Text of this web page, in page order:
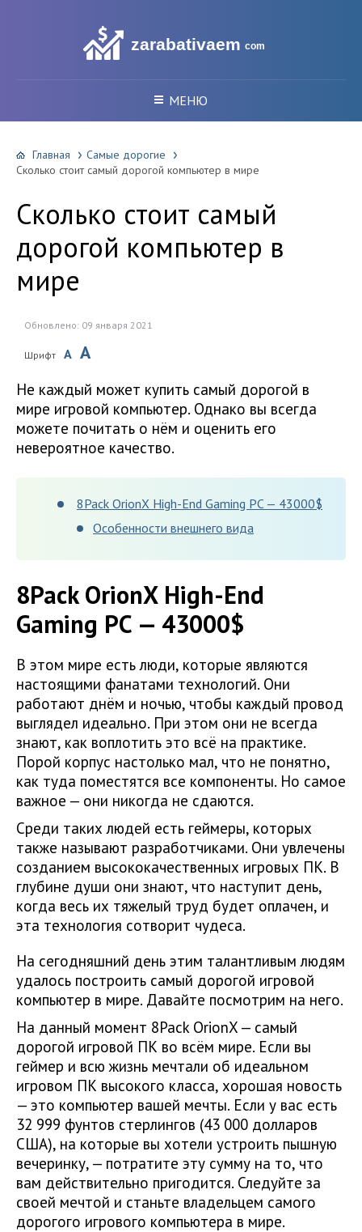
zarabativaem com
МЕНЮ
Главная
Самые дорогие
Сколько стоит самый дорогой компьютер в мире
Сколько стоит самый
дорогой компьютер в
мире
Обновлено: 09 января 2021
Шрифт A A
Не каждый может купить самый дорогой в
мире игровой компьютер. Однако вы всегда
можете почитать о нём и оценить его
невероятное качество.
8Pack OrionX High-End Gaming PC — 43000$
Особенности внешнего вида
8Pack OrionX High-End
Gaming PC — 43000$
В этом мире есть люди, которые являются
настоящими фанатами технологий. Они
работают днём ​​и ночью, чтобы каждый провод
выглядел идеально. При этом они не всегда
знают, как воплотить это всё на практике.
Порой корпус настолько мал, что не понятно,
как туда поместятся все компоненты. Но самое
важное — они никогда не сдаются.
Среди таких людей есть геймеры, которых
также называют разработчиками. Они увлечены
созданием высококачественных игровых ПК. В
глубине души они знают, что наступит день,
когда весь их тяжелый труд будет оплачен, и
эта технология сотворит чудеса.
На сегодняшний день этим талантливым людям
удалось построить самый дорогой игровой
компьютер в мире. Давайте посмотрим на него.
На данный момент 8Pack OrionX — самый
дорогой игровой ПК во всём мире. Если вы
геймер и всю жизнь мечтали об идеальном
игровом ПК высокого класса, хорошая новость
— это компьютер вашей мечты. Если у вас есть
32 999 фунтов стерлингов (43 000 долларов
США), на которые вы хотели устроить пышную
вечеринку, — потратите эту сумму на то, что
вам действительно пригодится. Следуйте за
своей мечтой и станьте владельцем самого
дорогого игрового компьютера в мире.